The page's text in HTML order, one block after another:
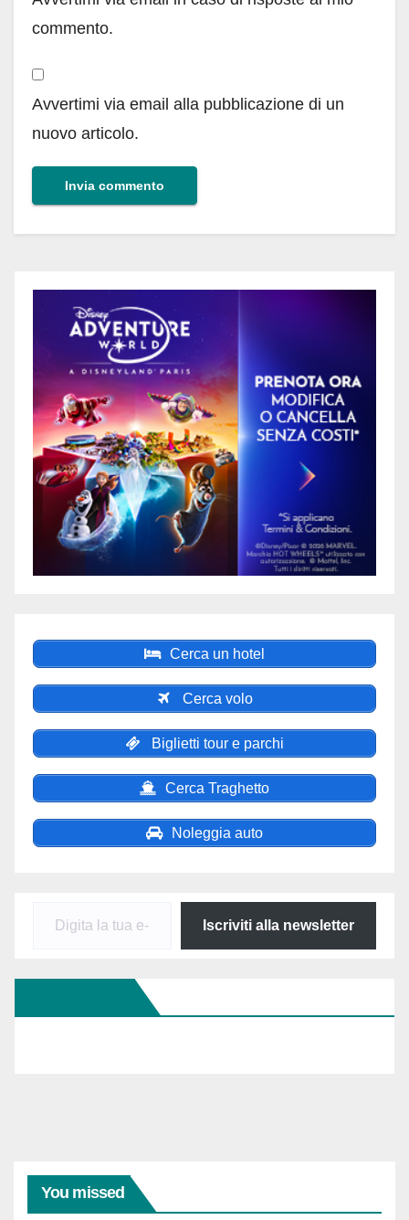
commento.
Avvertimi via email alla pubblicazione di un
nuovo articolo.
Cerca un hotel
Cerca volo
Biglietti tour e parchi
Cerca Traghetto
Noleggia auto
Digita
Iscriviti alla newsletter
You missed